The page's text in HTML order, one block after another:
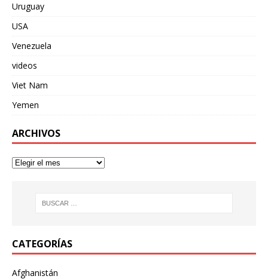
Uruguay
USA
Venezuela
videos
Viet Nam
Yemen
ARCHIVOS
CATEGORÍAS
Afghanistán